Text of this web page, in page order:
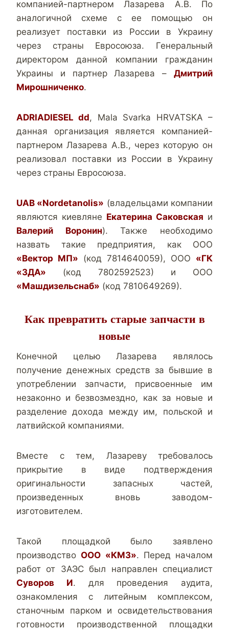
компанией-партнером Лазарева А.В. По
аналогичной схеме с ее помощью он
реализует поставки из России в Украину
через страны Евросоюза. Генеральный
директором данной компании гражданин
Украины и партнер Лазарева – Дмитрий
Мирошниченко.
ADRIADIESEL dd, Mala Svarka HRVATSKA –
данная организация является компанией-
партнером Лазарева А.В., через которую он
реализовал поставки из России в Украину
через страны Евросоюза.
UAB «Nordetanоlis» (владельцами компании
являются киевляне Екатерина Саковская и
Валерий Воронин). Также необходимо
назвать такие предприятия, как ООО
«Вектор МП» (код 7814640059), ООО «ГК
«ЗДА» (код 7802592523) и ООО
«Машдизельснаб» (код 7810649269).
Как превратить старые запчасти в
новые
Конечной целью Лазарева являлось
получение денежных средств за бывшие в
употреблении запчасти, присвоенные им
незаконно и безвозмездно, как за новые и
разделение дохода между им, польской и
латвийской компаниями.
Вместе с тем, Лазареву требовалось
прикрытие в виде подтверждения
оригинальности запасных частей,
произведенных вновь заводом-
изготовителем.
Такой площадкой было заявлено
производствоООО «КМЗ». Перед началом
работ от ЗАЭС был направлен специалист
Суворов И. для проведения аудита,
ознакомления с литейным комплексом,
станочным парком и освидетельствования
готовности производственной площадки